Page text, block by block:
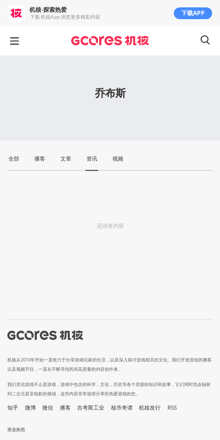
乔布斯
全部 播客 文章 资讯 视频
还没有内容
机核从2010年开始一直致力于分享游戏玩家的生活，以及深入探讨游戏相关的文化。我们开发原创的播客
以及视频节目，一直在不断寻找民间高质量的内容创作者。
我们坚信游戏不止是游戏，游戏中包含的科学，文化，历史等各个层面的知识和故事，它们同时也会辐射
到二次元甚至电影的领域，这些内容非常值得分享给热爱游戏的您。
知乎 微博 微信 播客 吉考斯工业 核市奇谭 机核发行 RSS
营业执照
机核-探索热爱
下载 机核App 浏览更多精彩内容 下载APP